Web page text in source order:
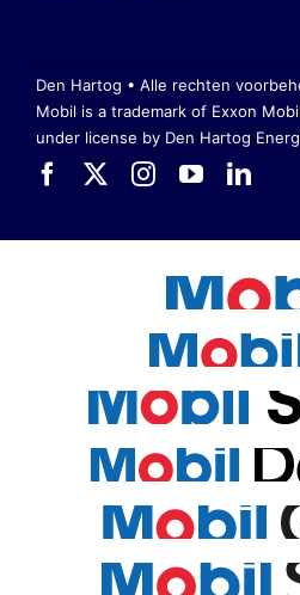
Den Hartog • Alle rechten
Mobil is a trademark of Exxon
under license by Den Hartog